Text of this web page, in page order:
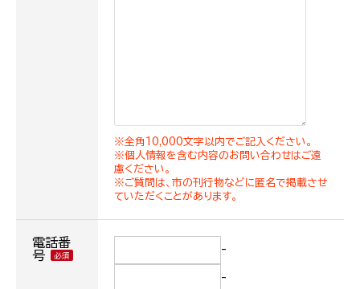
※全角10,000文字以内でご記入ください。
※個人情報を含む内容のお問い合わせはご遠
慮ください。
※ご質問は、市の刊行物などに匿名で掲載させ
ていただくことがあります。
電話番
号
-
-